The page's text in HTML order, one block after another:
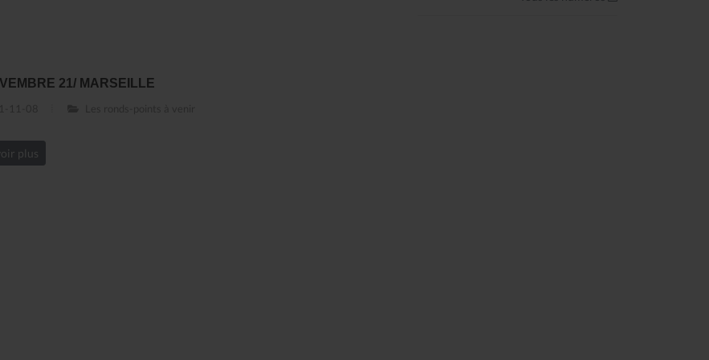
21/ MARSEILLE
plus